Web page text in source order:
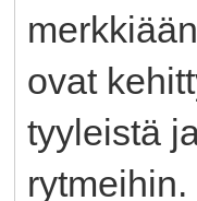
ovat
tyyleistä
rytmeihin.